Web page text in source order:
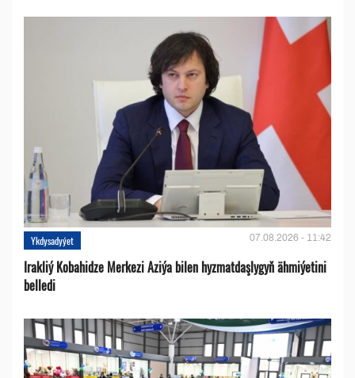
Ykdysadyýet 07.08.2026 - 11:42
Irakliý Kobahidze Merkezi Aziýa bilen hyzmatdaşlygyň ähmiýetini
belledi